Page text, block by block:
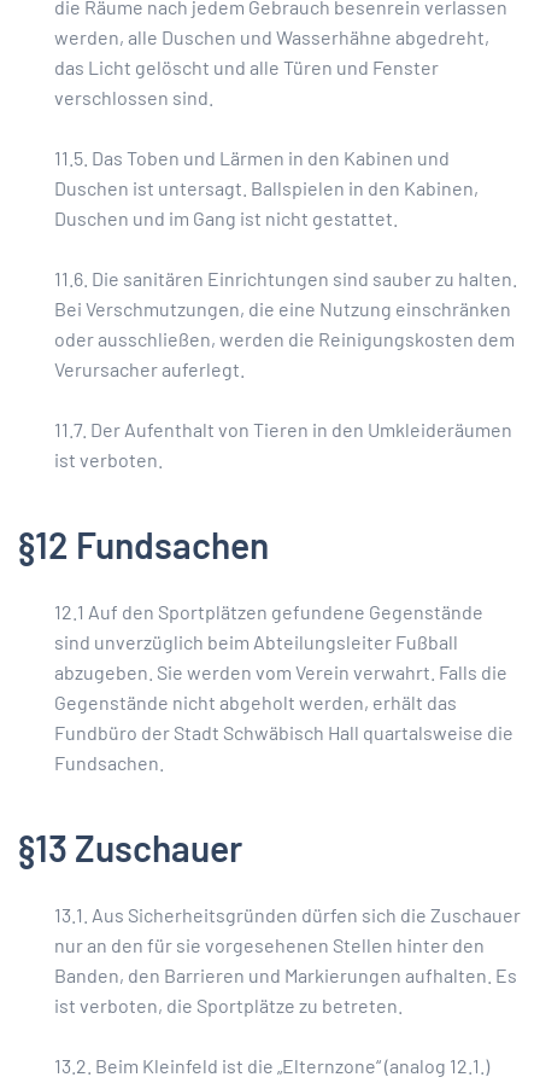
die Räume nach jedem Gebrauch besenrein verlassen
werden, alle Duschen und Wasserhähne abgedreht,
das Licht gelöscht und alle Türen und Fenster
verschlossen sind.
11.5. Das Toben und Lärmen in den Kabinen und
Duschen ist untersagt. Ballspielen in den Kabinen,
Duschen und im Gang ist nicht gestattet.
11.6. Die sanitären Einrichtungen sind sauber zu halten.
Bei Verschmutzungen, die eine Nutzung einschränken
oder ausschließen, werden die Reinigungskosten dem
Verursacher auferlegt.
11.7. Der Aufenthalt von Tieren in den Umkleideräumen
ist verboten.
§12 Fundsachen
12.1 Auf den Sportplätzen gefundene Gegenstände
sind unverzüglich beim Abteilungsleiter Fußball
abzugeben. Sie werden vom Verein verwahrt. Falls die
Gegenstände nicht abgeholt werden, erhält das
Fundbüro der Stadt Schwäbisch Hall quartalsweise die
Fundsachen.
§13 Zuschauer
13.1. Aus Sicherheitsgründen dürfen sich die Zuschauer
nur an den für sie vorgesehenen Stellen hinter den
Banden, den Barrieren und Markierungen aufhalten. Es
ist verboten, die Sportplätze zu betreten.
13.2. Beim Kleinfeld ist die „Elternzone“ (analog 12.1.)